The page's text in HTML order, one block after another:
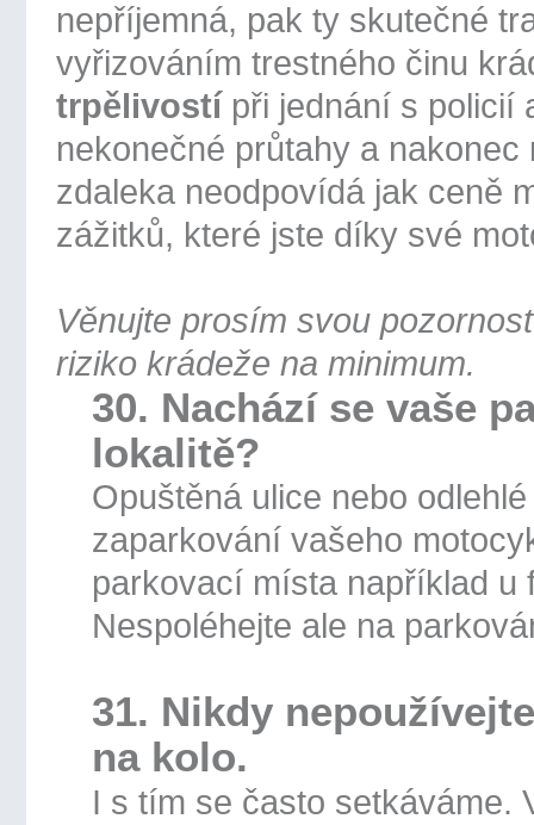
nepříjemná, pak ty skutečné
vyřizováním trestného činu
trpělivostí při jednání s policií
nekonečné průtahy a nakonec
zdaleka neodpovídá jak ceně
zážitků, které jste díky své
Věnujte prosím svou
riziko krádeže na minimum.
30. Nachází se vaše
lokalitě?
Opuštěná ulice nebo
zaparkování vašeho
parkovací místa například u
Nespoléhejte ale na
31. Nikdy
na kolo.
I s tím se často setkáváme.